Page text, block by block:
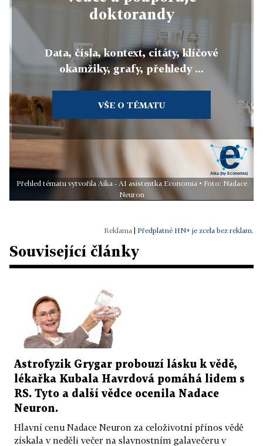
doktorandy
Data, čísla, kontext, citáty, klíčové
okamžiky, grafy, přehledy ...
VŠE O TÉMATU
Přehled tématu vytvořila Aika - AI asistentka Economia • Foto: Nadace
Neuron
Předplatné HN+ je zcela bez reklam.
Související články
Astrofyzik Grygar probouzí lásku k vědě,
lékařka Kubala Havrdová pomáhá lidem s
RS. Tyto a další vědce ocenila Nadace
Neuron.
Hlavní cenu Nadace Neuron za celoživotní přínos vědě
získala v neděli večer na slavnostním galavečeru v